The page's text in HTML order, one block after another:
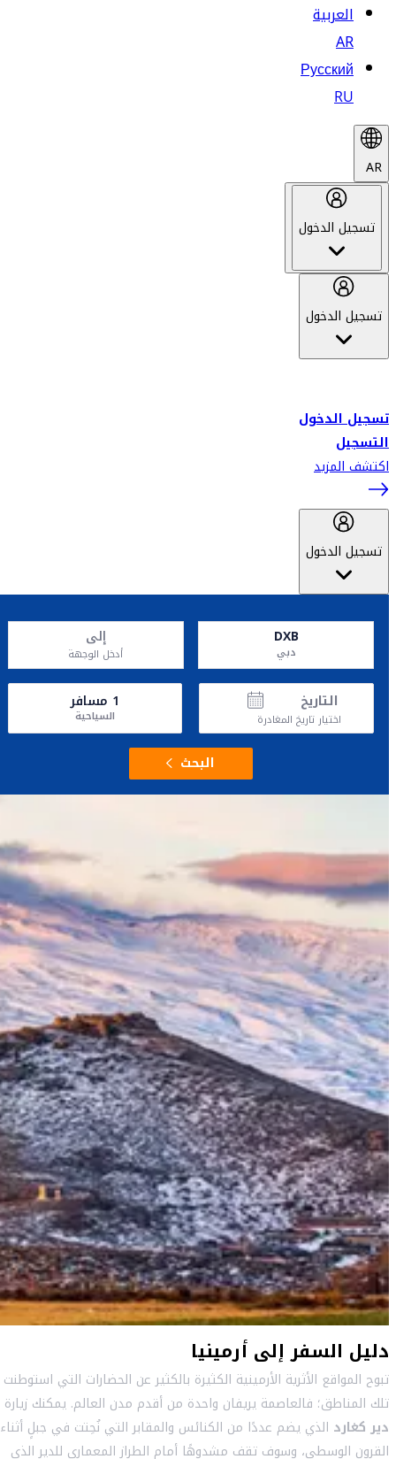
العربية
AR
Русский
RU
AR
تسجيل الدخول
تسجيل الدخول
تسجيل الدخول
التسجيل
اكتشف المزيد
تسجيل الدخول
DXB
دبي
إلى
أدخل الوجهة
التاريخ
اختيار تاريخ المغادرة
1 مسافر
السياحية
البحث
دليل السفر إلى أرمينيا
تبوح المواقع الأثرية الأرمينية الكثيرة بالكثير عن الحضارات التي استوطنت
تلك المناطق؛ فالعاصمة يريفان واحدة من أقدم مدن العالم. يمكنك زيارة
دير كغارد الذي يضم عددًا من الكنائس والمقابر التي نُحِتت في جبلٍ أثناء
القرون الوسطى، وسوف تقف مشدوهًا أمام الطراز المعماري للدير الذي